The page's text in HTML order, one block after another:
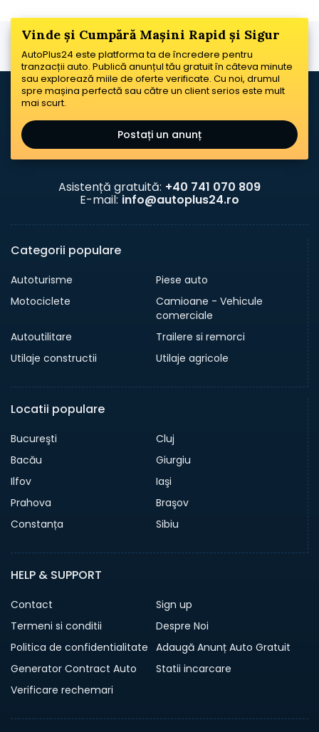
Vinde și Cumpără Mașini Rapid și Sigur
AutoPlus24 este platforma ta de încredere pentru
tranzacții auto. Publică anunțul tău gratuit în câteva minute
sau explorează miile de oferte verificate. Cu noi, drumul
spre mașina perfectă sau către un client serios este mult
mai scurt.
Postați un anunț
Asistență gratuită: +40 741 070 809
E-mail: info@autoplus24.ro
Categorii populare
Autoturisme
Piese auto
Motociclete
Camioane - Vehicule
comerciale
Autoutilitare
Trailere si remorci
Utilaje constructii
Utilaje agricole
Locatii populare
Bucureşti
Cluj
Bacău
Giurgiu
Ilfov
Iaşi
Prahova
Braşov
Constanța
Sibiu
HELP & SUPPORT
Contact
Sign up
Termeni si conditii
Despre Noi
Politica de confidentialitate Adaugă Anunț Auto Gratuit
Generator Contract Auto
Statii incarcare
Verificare rechemari